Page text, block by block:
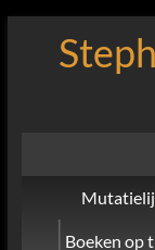
Boeken op